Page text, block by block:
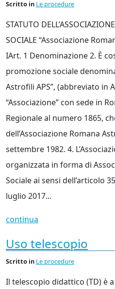
Scritto in Le procedure
STATUTO
SOCIALE “Associazione
IArt. 1 Denominazione 2. È
promozione sociale
Astrofili APS”, (abbreviato in
“Associazione” con sede in
Regionale al numero 1865,
dell’Associazione Romana
settembre 1982. 4.
organizzata in forma di
Sociale ai sensi dell’articolo
luglio 2017...
continua
Uso telescopio
Scritto in Le procedure
Il telescopio didattico (TD) è